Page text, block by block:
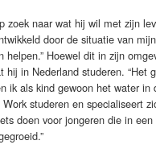
zoek naar wat hij wil met zijn
door de situatie van
helpen.” Hoewel dit in zijn
hij in Nederland studeren. “Het
ik als kind gewoon het water in
studeren en specialiseert
doen voor jongeren die in